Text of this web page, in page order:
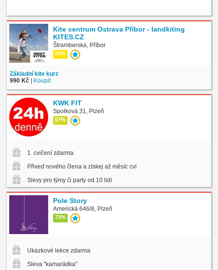
Kite centrum Ostrava Příbor - landkiting
KITES.CZ
Štramberská, Příbor
50%
Základní kite kurz
990 Kč | Koupit
KWK FIT
Spolková 31, Plzeň
67%
1. cvičení zdarma
Přiveď nového člena a získej až měsíc cvičení zdarma
Slevy pro týmy či party od 10 lidí
Pole Story
Americká 646/8, Plzeň
73%
Ukázkové lekce zdarma
Sleva "kamarádka"